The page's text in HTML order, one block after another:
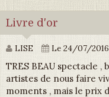
Livre d'or
LISE Le 24/07/2016
TRES BEAU spectacle ,
artistes de nous faire
moments , mais le prix